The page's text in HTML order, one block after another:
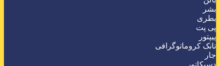
بشر
بطری
پی پت
پیپتور
تانک کروماتوگرافی
جار
دسیکاتور